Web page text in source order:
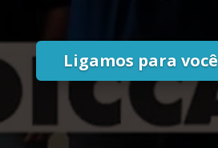
Ligamos para você